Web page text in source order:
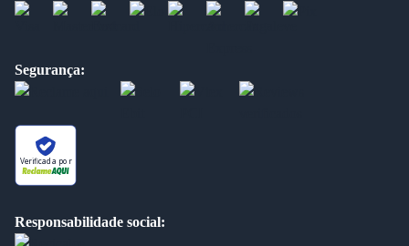
Segurança:
Verificada por
Responsabilidade social: